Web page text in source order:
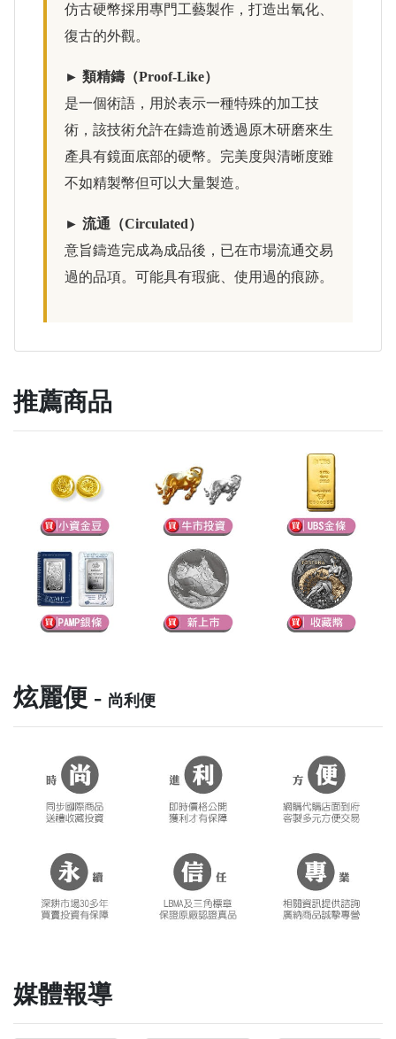
仿古硬幣採用專門工藝製作，打造出氧化、
復古的外觀。
► 類精鑄（Proof-Like）
是一個術語，用於表示一種特殊的加工技
術，該技術允許在鑄造前透過原木研磨來生
產具有鏡面底部的硬幣。完美度與清晰度雖
不如精製幣但可以大量製造。
► 流通（Circulated）
意旨鑄造完成為成品後，已在市場流通交易
過的品項。可能具有瑕疵、使用過的痕跡。
推薦商品
炫麗便 - 尚利便
媒體報導